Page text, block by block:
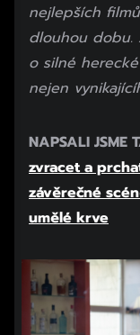
nejlepších
dlouhou dobu.
o silné
nejen
NAPSALI JSME
zvracet a
závěrečné
umělé krve